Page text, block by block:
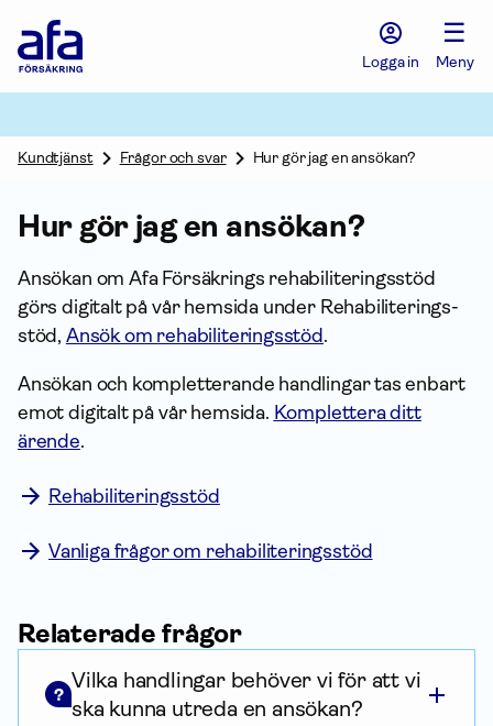
Försäkring
Logga in
☰
Meny
Kundtjänst Frågor och svar Hur gör jag en ansökan?
Hur gör jag en ansökan?
Ansökan om Afa Försäkrings rehabili­terings­stöd
görs digitalt på vår hemsida under Rehabili­terings­
stöd, Ansök om rehabiliteringsstöd .
Ansökan och kompletterande handlingar tas enbart
emot digitalt på vår hemsida. Komplettera ditt
ärende.
Rehabiliteringsstöd
Vanliga frågor om rehabiliteringsstöd
Relaterade frågor
?
Vilka handlingar behöver vi för att vi
ska kunna utreda en ansökan?